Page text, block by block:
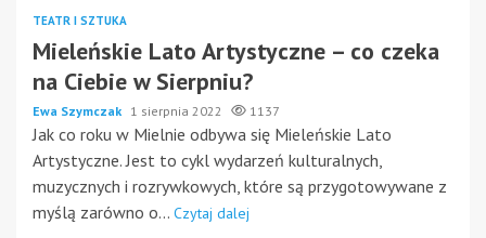
TEATR I SZTUKA
Mieleńskie Lato Artystyczne – co czeka
na Ciebie w Sierpniu?
Ewa Szymczak 1 sierpnia 2022 1137
Jak co roku w Mielnie odbywa się Mieleńskie Lato
Artystyczne. Jest to cykl wydarzeń kulturalnych,
muzycznych i rozrywkowych, które są przygotowywane z
myślą zarówno o... Czytaj dalej